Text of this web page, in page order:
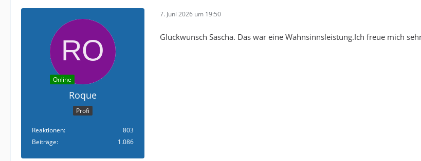
Online
Roque
Profi
Reaktionen
803
Beiträge
1.086
7. Juni 2026 um 19:50
Glückwunsch Sascha. Das war eine Wahnsinnsleistung.Ich freue mich